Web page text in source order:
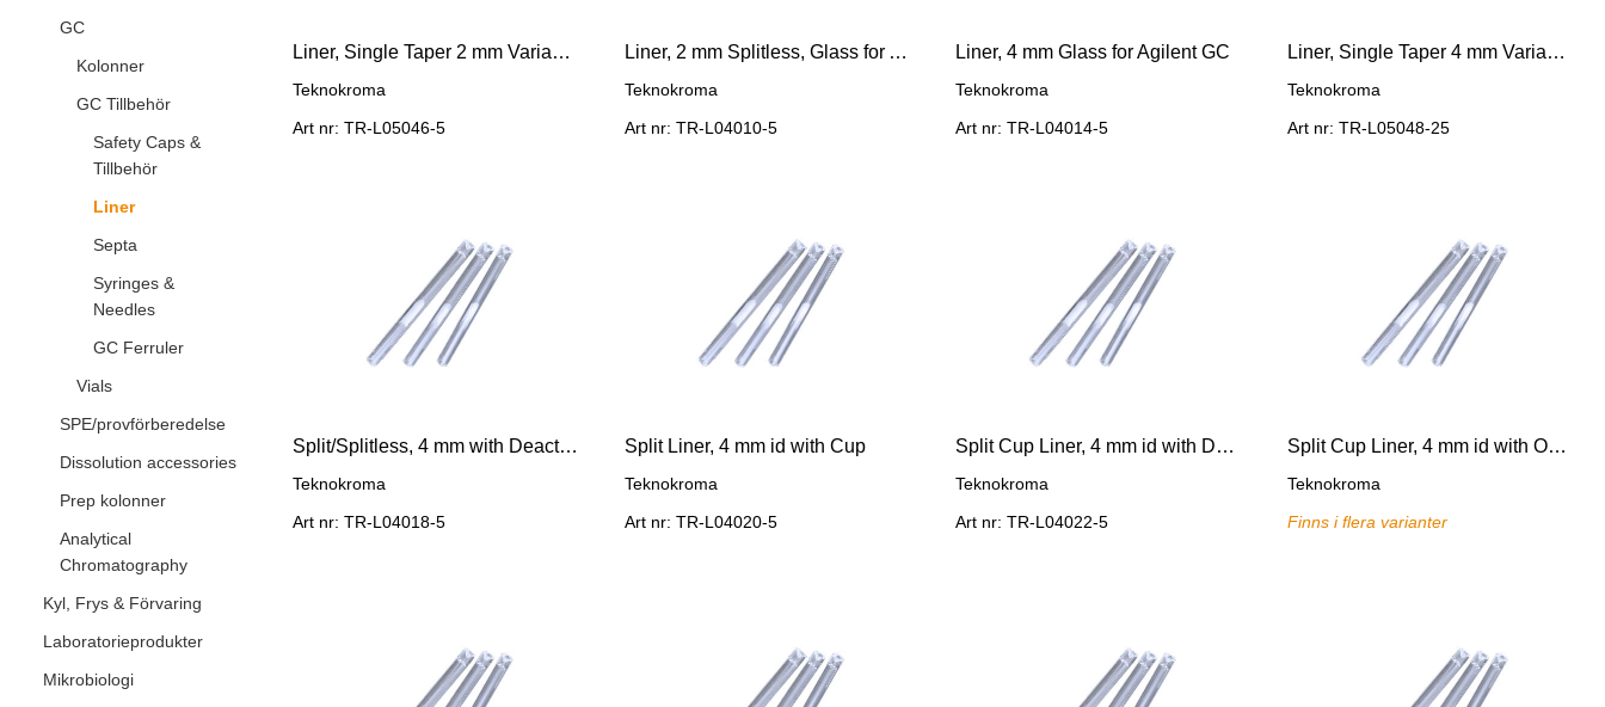
GC
Kolonner
GC Tillbehör
Safety Caps &
Tillbehör
Liner
Septa
Syringes &
Needles
GC Ferruler
Vials
SPE/provförberedelse
Dissolution accessories
Prep kolonner
Analytical
Chromatography
Kyl, Frys & Förvaring
Laboratorieprodukter
Mikrobiologi
Liner, Single Taper 2 mm Varian 1177
Teknokroma
Art nr: TR-L05046-5
Liner, 2 mm Splitless, Glass for Agilent GC
Teknokroma
Art nr: TR-L04010-5
Liner, 4 mm Glass for Agilent GC
Teknokroma
Art nr: TR-L04014-5
Liner, Single Taper 4 mm Varian 1177
Teknokroma
Art nr: TR-L05048-25
Split/Splitless, 4 mm with Deactivated Glass Wool
Teknokroma
Art nr: TR-L04018-5
Split Liner, 4 mm id with Cup
Teknokroma
Art nr: TR-L04020-5
Split Cup Liner, 4 mm id with Deactivated Glass Wool
Teknokroma
Art nr: TR-L04022-5
Split Cup Liner, 4 mm id with OV-1/Chromosorb W-P 80/11
Teknokroma
Finns i flera varianter